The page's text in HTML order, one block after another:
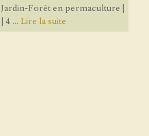
Forêt en permaculture |
4 ... Lire la suite